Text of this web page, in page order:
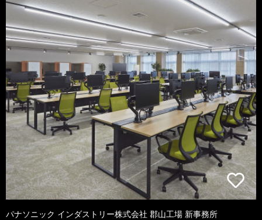
パナソニック インダストリー株式会社 郡山工場 新事務所